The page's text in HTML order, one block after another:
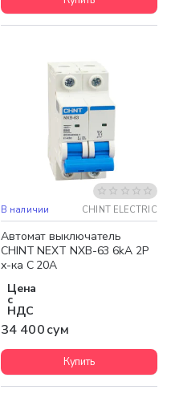
В наличии CHINT ELECTRIC
Автомат выключатель
CHINT NEXT NXB-63 6kA 2P
х-ка C 20A
Цена
с
НДС
34 400 сум
Купить